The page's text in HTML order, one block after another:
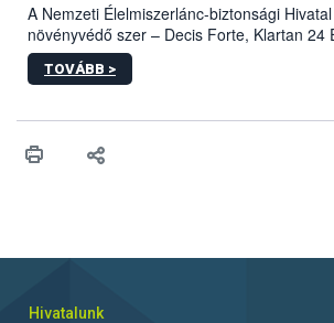
A Nemzeti Élelmiszerlánc-biztonsági
növényvédő szer – Decis Forte, Klartan 24
engedélyokiratát módosította, így azok a
egészen a vesszőérettség (BBCH 91)
érésű szőlőkben is legyen lehetőség a
felhasználók számára is elérhető és
TOVÁBB >
Hivatalunk